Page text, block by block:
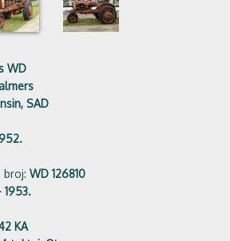
WD
SAD
broj:WD 126810
1953.
KA